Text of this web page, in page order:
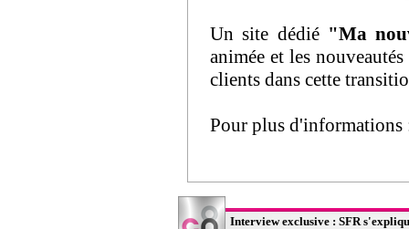
Un site dédié "Ma
animée et les
clients dans cette
Pour plus
Interview exclusive : SFR